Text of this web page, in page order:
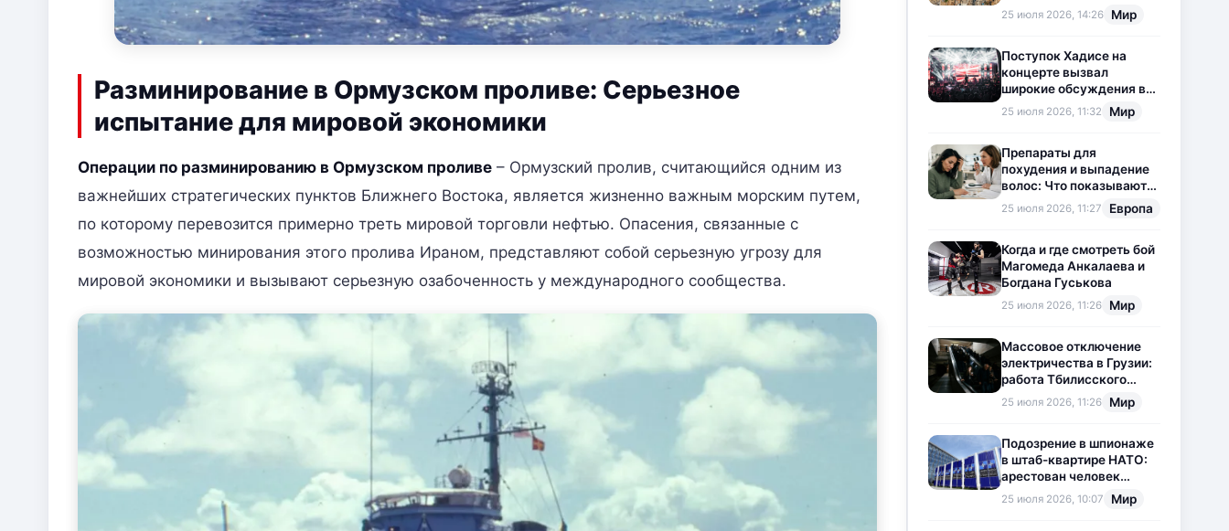
Разминирование в Ормузском проливе: Серьезное
испытание для мировой экономики
Операции по разминированию в Ормузском проливе – Ормузский пролив, считающийся одним из
важнейших стратегических пунктов Ближнего Востока, является жизненно важным морским путем,
по которому перевозится примерно треть мировой торговли нефтью. Опасения, связанные с
возможностью минирования этого пролива Ираном, представляют собой серьезную угрозу для
мировой экономики и вызывают серьезную озабоченность у международного сообщества.
25 июля 2026, 14:26 Мир
Поступок Хадисе на
концерте вызвал
широкие обсуждения в
социальных сетях
25 июля 2026, 11:32 Мир
Препараты для
похудения и выпадение
волос: Что показывают
новые исследования?
25 июля 2026, 11:27 Европа
Когда и где смотреть бой
Магомеда Анкалаева и
Богдана Гуськова
25 июля 2026, 11:26 Мир
Массовое отключение
электричества в Грузии:
работа Тбилисского
метрополитена
приостановлена
25 июля 2026, 11:26 Мир
Подозрение в шпионаже
в штаб-квартире НАТО:
арестован человек
китайского
происхождения
25 июля 2026, 10:07 Мир